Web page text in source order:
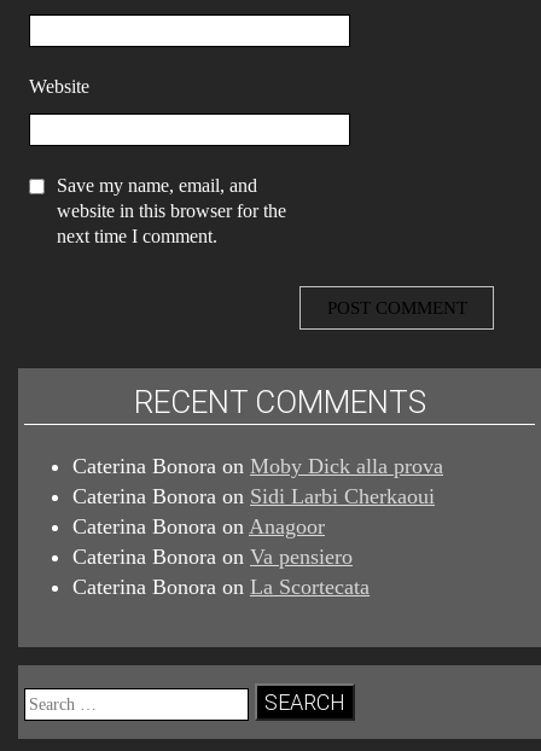
Website
Save my name, email, and
website in this browser for the
next time I comment.
RECENT COMMENTS
Caterina Bonora on Moby Dick alla prova
Caterina Bonora on Sidi Larbi Cherkaoui
Caterina Bonora on Anagoor
Caterina Bonora on Va pensiero
Caterina Bonora on La Scortecata
Search
for: